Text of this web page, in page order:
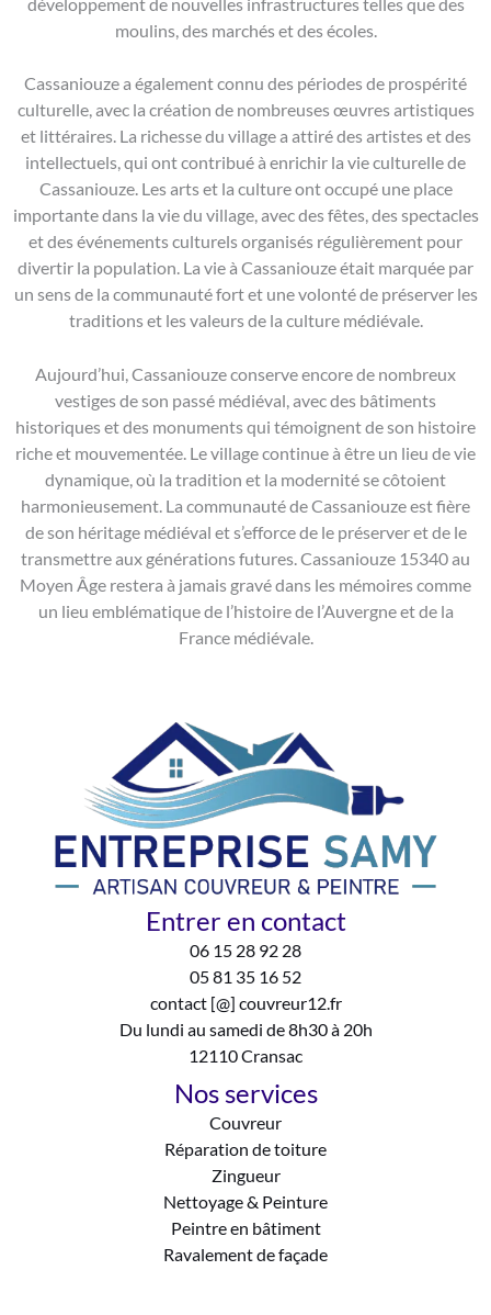
développement de nouvelles infrastructures telles que des
moulins, des marchés et des écoles.
Cassaniouze a également connu des périodes de prospérité
culturelle, avec la création de nombreuses œuvres artistiques
et littéraires. La richesse du village a attiré des artistes et des
intellectuels, qui ont contribué à enrichir la vie culturelle de
Cassaniouze. Les arts et la culture ont occupé une place
importante dans la vie du village, avec des fêtes, des spectacles
et des événements culturels organisés régulièrement pour
divertir la population. La vie à Cassaniouze était marquée par
un sens de la communauté fort et une volonté de préserver les
traditions et les valeurs de la culture médiévale.
Aujourd’hui, Cassaniouze conserve encore de nombreux
vestiges de son passé médiéval, avec des bâtiments
historiques et des monuments qui témoignent de son histoire
riche et mouvementée. Le village continue à être un lieu de vie
dynamique, où la tradition et la modernité se côtoient
harmonieusement. La communauté de Cassaniouze est fière
de son héritage médiéval et s’efforce de le préserver et de le
transmettre aux générations futures. Cassaniouze 15340 au
Moyen Âge restera à jamais gravé dans les mémoires comme
un lieu emblématique de l’histoire de l’Auvergne et de la
France médiévale.
Entrer en contact
06 15 28 92 28
05 81 35 16 52
contact [@] couvreur12.fr
Du lundi au samedi de 8h30 à 20h
12110 Cransac
Nos services
Couvreur
Réparation de toiture
Zingueur
Nettoyage & Peinture
Peintre en bâtiment
Ravalement de façade